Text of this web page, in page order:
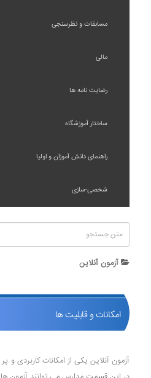
مسابقات و نظرسنجی
مالی
رضایت نامه ها
ساختار آموزشگاه
راهنمای دانش آموزان و اولیا
شخصی-سازی
آزمون آنلاین
امکانات و قابلیت ها
آزمون آنلاین یکی از امکانات کاربردی و